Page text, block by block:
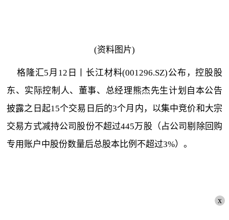
(资料图片)
格隆汇5月12日丨长江材料(001296.SZ)公布，控股股
东、实际控制人、董事、总经理熊杰先生计划自本公告
披露之日起15个交易日后的3个月内，以集中竞价和大宗
交易方式减持公司股份不超过445万股（占公司剔除回购
专用账户中股份数量后总股本比例不超过3%）。
x